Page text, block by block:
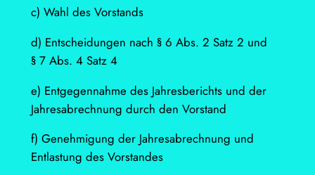
c) Wahl des Vorstands
d) Entscheidungen nach § 6 Abs. 2 Satz 2 und
§ 7 Abs. 4 Satz 4
e) Entgegennahme des Jahresberichts und der
Jahresabrechnung durch den Vorstand
f) Genehmigung der Jahresabrechnung und
Entlastung des Vorstandes